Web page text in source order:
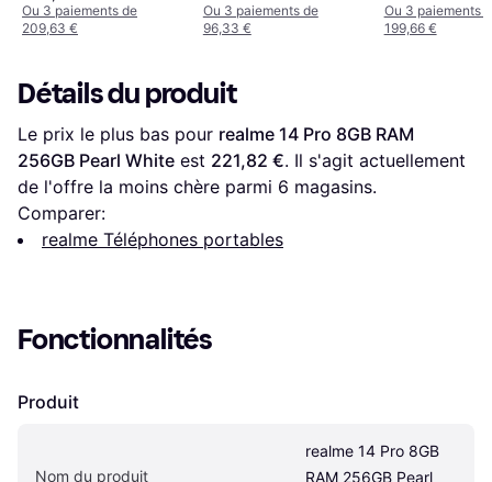
Ou 3 paiements de
209,63 €
Ou 3 paiements de
96,33 €
Ou 3 paiements
199,66 €
Détails du produit
Le prix le plus bas pour realme 14 Pro 8GB RAM
256GB Pearl White est 221,82 €. Il s'agit actuellement
de l'offre la moins chère parmi 6 magasins.
Comparer:
realme Téléphones portables
Fonctionnalités
Produit
Nom du produit
realme 14 Pro 8GB
RAM 256GB Pearl